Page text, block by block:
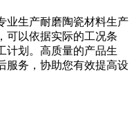
生产耐磨陶瓷材料生产
可以依据实际的工况条
计划。高质量的产品生
服务，协助您有效提高设